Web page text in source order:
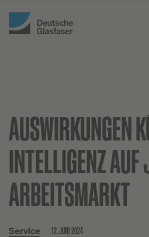
AUSWIRKUNGEN
INTELLIGENZ
ARBEITSMARKT
Service 12. JUNI 2024